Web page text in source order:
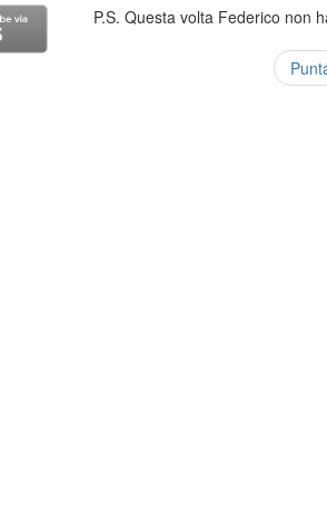
P.S. Questa volta Federico non